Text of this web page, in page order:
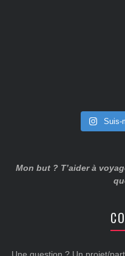
Suis-
Mon but ? T’aider à